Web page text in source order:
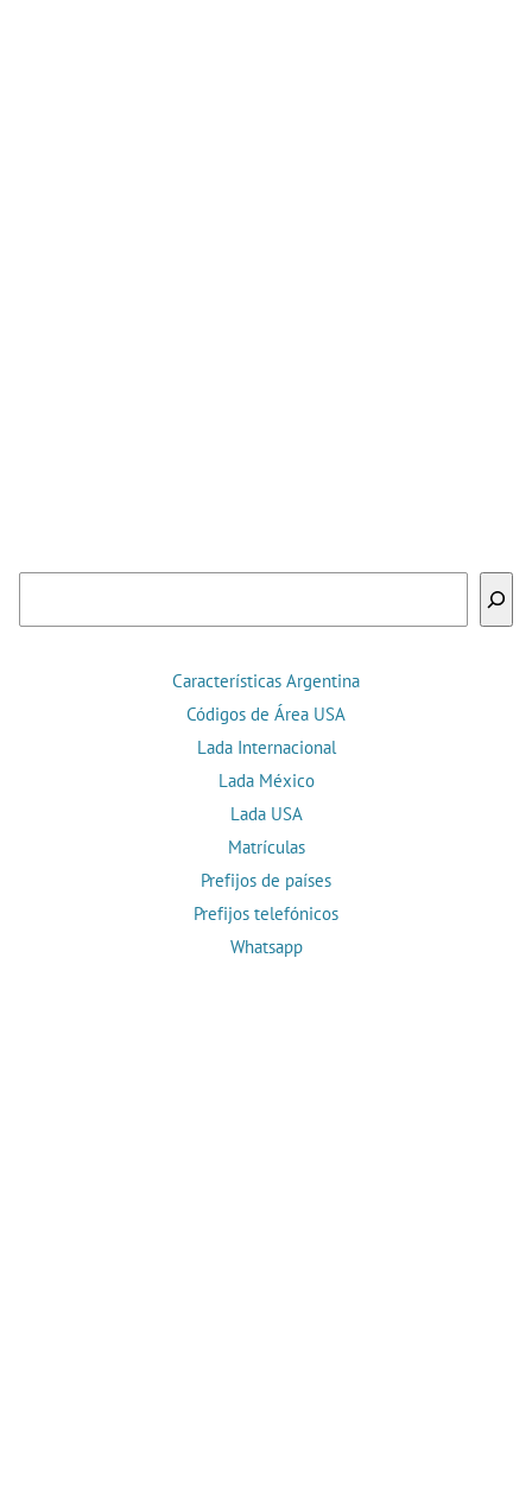
Características Argentina
Códigos de Área USA
Lada Internacional
Lada México
Lada USA
Matrículas
Prefijos de países
Prefijos telefónicos
Whatsapp